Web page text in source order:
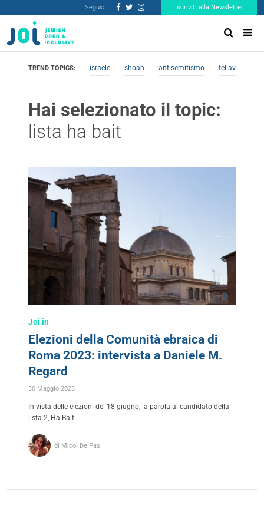
Seguici: Iscriviti alla Newsletter
TREND TOPICS: israele shoah antisemitismo tel aviv
Hai selezionato il topic:
lista ha bait
Joi in
Elezioni della Comunità ebraica di
Roma 2023: intervista a Daniele M.
Regard
30 Maggio 2023
In vista delle elezioni del 18 giugno, la parola al candidato della
lista 2, Ha Bait
di Micol De Pas